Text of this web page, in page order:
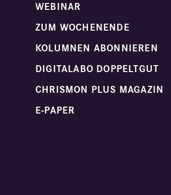
WEBINAR
ZUM WOCHENENDE
KOLUMNEN ABONNIEREN
DIGITALABO DOPPELTGUT
CHRISMON PLUS MAGAZIN
E-PAPER